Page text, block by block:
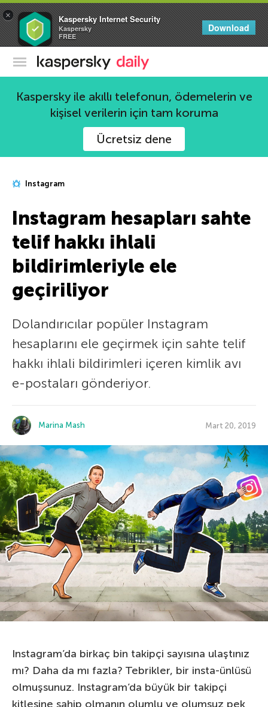
× Kaspersky Internet Security
Kaspersky
FREE
Download
Kaspersky Resmi Blogu
Kaspersky ile akıllı telefonun, ödemelerin ve
kişisel verilerin için tam koruma
Ücretsiz dene
Instagram
Instagram hesapları sahte
telif hakkı ihlali
bildirimleriyle ele
geçiriliyor
Dolandırıcılar popüler Instagram
hesaplarını ele geçirmek için sahte telif
hakkı ihlali bildirimleri içeren kimlik avı
e-postaları gönderiyor.
Marina Mash Mart 20, 2019
Instagram’da birkaç bin takipçi sayısına ulaştınız
mı? Daha da mı fazla? Tebrikler, bir insta-ünlüsü
olmuşsunuz. Instagram’da büyük bir takipçi
kitlesine sahip olmanın olumlu ve olumsuz pek